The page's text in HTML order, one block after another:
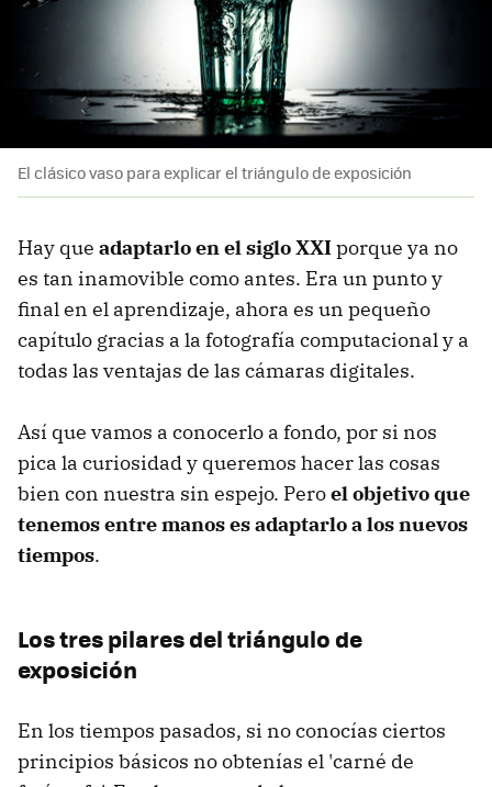
El clásico vaso para explicar el triángulo de exposición
Hay que adaptarlo en el siglo XXIporque ya no
es tan inamovible como antes. Era un punto y
final en el aprendizaje, ahora es un pequeño
capítulo gracias a la fotografía computacional y a
todas las ventajas de las cámaras digitales.
Así que vamos a conocerlo a fondo, por si nos
pica la curiosidad y queremos hacer las cosas
bien con nuestra sin espejo. Peroel objetivo que
tenemos entre manos es adaptarlo a los nuevos
tiempos.
Los tres pilares del triángulo de
exposición
En los tiempos pasados, si no conocías ciertos
principios básicos no obtenías el 'carné de